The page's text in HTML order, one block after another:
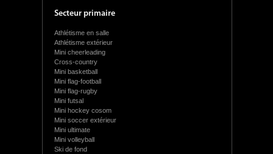
Secteur primaire
Athlétisme en salle
Athlétisme extérieur
Mini cheerleading
Cross-country
Mini basketball
Mini flag-football
Mini flag-rugby
Mini futsal
Mini hockey cosom
Mini soccer extérieur
Mini ultimate
Mini volleyball
Ski de fond